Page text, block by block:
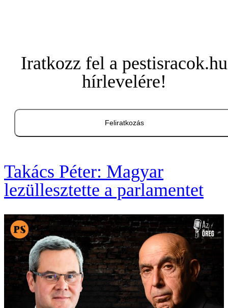
Iratkozz fel a pestisracok.hu
hírlevelére!
Feliratkozás
Takács Péter: Magyar
lezüllesztette a parlamentet